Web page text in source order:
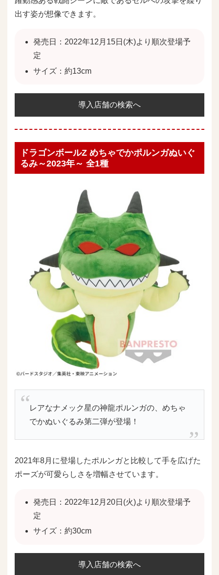
出す姿が想像できます。
発売日：2022年12月15日(木)より順次登場予
定
サイズ：約13cm
導入店舗の検索へ
ドラゴンボールZ めちゃでかポルンガぬいぐ
るみ～2023年～ 全1種
レアなナメック星の神龍ポルンガの、めちゃ
でかぬいぐるみ第二弾が登場！
2021年8月に登場したポルンガと比較して手を広げた
ポーズが可愛らしさを増幅させています。
発売日：2022年12月20日(火)より順次登場予
定
サイズ：約30cm
導入店舗の検索へ